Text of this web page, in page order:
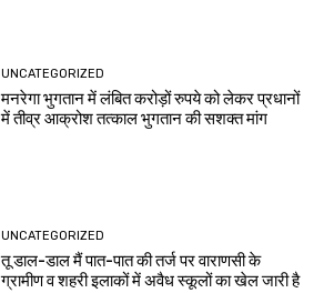
UNCATEGORIZED
मनरेगा भुगतान में लंबित करोड़ों रुपये को लेकर प्रधानों
में तीव्र आक्रोश तत्काल भुगतान की सशक्त मांग
UNCATEGORIZED
तू डाल-डाल मैं पात-पात की तर्ज पर वाराणसी के
ग्रामीण व शहरी इलाकों में अवैध स्कूलों का खेल जारी है